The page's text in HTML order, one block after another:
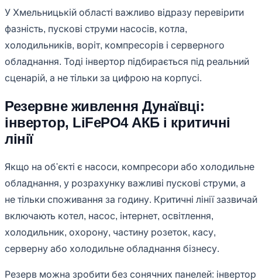
У Хмельницькій області важливо відразу перевірити
фазність, пускові струми насосів, котла,
холодильників, воріт, компресорів і серверного
обладнання. Тоді інвертор підбирається під реальний
сценарій, а не тільки за цифрою на корпусі.
Резервне живлення Дунаївці:
інвертор, LiFePO4 АКБ і критичні
лінії
Якщо на об'єкті є насоси, компресори або холодильне
обладнання, у розрахунку важливі пускові струми, а
не тільки споживання за годину. Критичні лінії зазвичай
включають котел, насос, інтернет, освітлення,
холодильник, охорону, частину розеток, касу,
серверну або холодильне обладнання бізнесу.
Резерв можна зробити без сонячних панелей: інвертор